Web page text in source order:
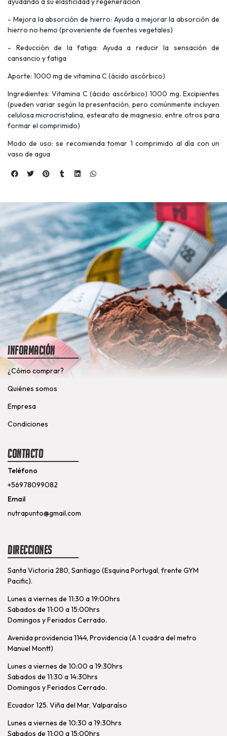
- Mejora la absorción de hierro: Ayuda a mejorar la absorción de
hierro no hemo (proveniente de fuentes vegetales)
- Reducción de la fatiga: Ayuda a reducir la sensación de
cansancio y fatiga
Aporte: 1000 mg de vitamina C (ácido ascórbico)
Ingredientes: Vitamina C (ácido ascórbico) 1000 mg. Excipientes
(pueden variar según la presentación, pero comúnmente incluyen
celulosa microcristalina, estearato de magnesio, entre otros para
formar el comprimido)
Modo de uso: se recomienda tomar 1 comprimido al día con un
vaso de agua
Información
¿Cómo comprar?
Quiénes somos
Empresa
Condiciones
Contacto
Teléfono
+56978099082
Email
nutrapunto@gmail.com
Direcciones
Santa Victoria 280, Santiago (Esquina Portugal, frente GYM
Pacific).
Lunes a viernes de 11:30 a 19:00hrs
Sabados de 11:00 a 15:00hrs
Domingos y Feriados Cerrado.
Avenida providencia 1144, Providencia (A 1 cuadra del metro
Manuel Montt)
Lunes a viernes de 10:00 a 19:30hrs
Sabados de 11:30 a 14:30hrs
Domingos y Feriados Cerrado.
Ecuador 125. Viña del Mar, Valparaíso
Lunes a viernes de 10:30 a 19:30hrs
Sabados de 11:00 a 15:00hrs